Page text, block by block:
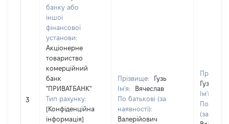
3
банку або
іншої
фінансової
установи:
Акціонерне
товариство
комерційний
банк
"ПРИВАТБАНК"
Тип рахунку:
[Конфіденційна
інформація]
Прізвище:
Гузь
Ім'я:
Вячеслав
По батькові (за
наявності):
Валерійович
Гузь
Ім'я:
По
(за